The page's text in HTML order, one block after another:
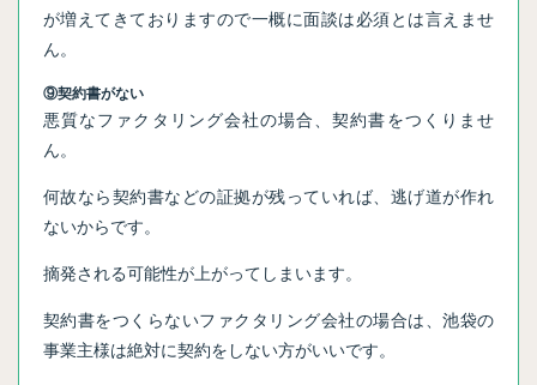
が増えてきておりますので一概に面談は必須とは言えませ
ん。
⑨契約書がない
悪質なファクタリング会社の場合、契約書をつくりませ
ん。
何故なら契約書などの証拠が残っていれば、逃げ道が作れ
ないからです。
摘発される可能性が上がってしまいます。
契約書をつくらないファクタリング会社の場合は、池袋の
事業主様は絶対に契約をしない方がいいです。